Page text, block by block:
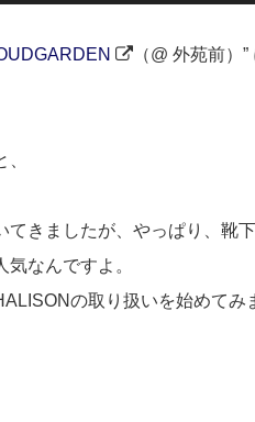
（@ 外苑前）
てきましたが、やっぱり、靴
なんですよ。
の取り扱いを始めてみ